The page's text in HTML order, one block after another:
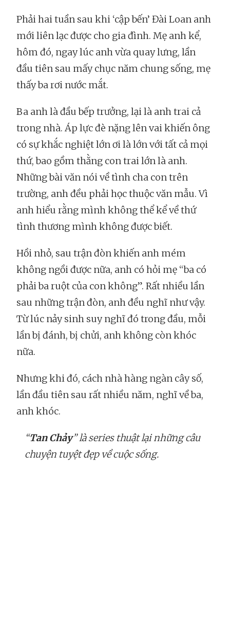
Phải hai tuần sau khi ‘cập bến’ Đài Loan anh
mới liên lạc được cho gia đình. Mẹ anh kể,
hôm đó, ngay lúc anh vừa quay lưng, lần
đầu tiên sau mấy chục năm chung sống, mẹ
thấy ba rơi nước mắt.
Ba anh là đầu bếp trưởng, lại là anh trai cả
trong nhà. Áp lực đè nặng lên vai khiến ông
có sự khắc nghiệt lớn ơi là lớn với tất cả mọi
thứ, bao gồm thằng con trai lớn là anh.
Những bài văn nói về tình cha con trên
trường, anh đều phải học thuộc văn mẫu. Vì
anh hiểu rằng mình không thể kể về thứ
tình thương mình không được biết.
Hồi nhỏ, sau trận đòn khiến anh mém
không ngồi được nữa, anh có hỏi mẹ “ba có
phải ba ruột của con không”. Rất nhiều lần
sau những trận đòn, anh đều nghĩ như vậy.
Từ lúc nảy sinh suy nghĩ đó trong đầu, mỗi
lần bị đánh, bị chửi, anh không còn khóc
nữa.
Nhưng khi đó, cách nhà hàng ngàn cây số,
lần đầu tiên sau rất nhiều năm, nghĩ về ba,
anh khóc.
“Tan Chảy” là series thuật lại những câu
chuyện tuyệt đẹp về cuộc sống.